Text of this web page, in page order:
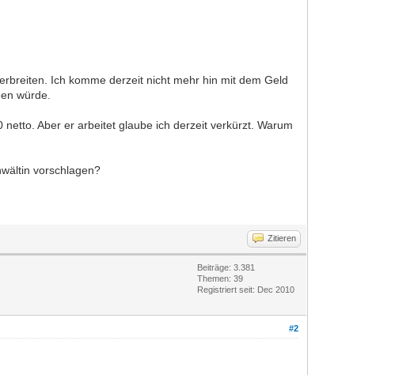
Ich komme derzeit nicht mehr hin mit dem Geld
würde.
Aber er arbeitet glaube ich derzeit verkürzt. Warum
vorschlagen?
Zitieren
Beiträge: 3.381
Themen: 39
Registriert seit: Dec 2010
#2